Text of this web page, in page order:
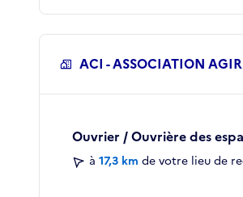
ACI - ASSOCIATION
Ouvrier / Ouvrière des
à 17,3 km de votre lieu de